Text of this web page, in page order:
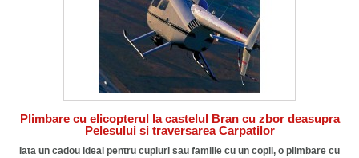
Plimbare cu elicopterul la castelul Bran cu zbor deasupra
Pelesului si traversarea Carpatilor
Iata un cadou ideal pentru cupluri sau familie cu un copil, o plimbare cu